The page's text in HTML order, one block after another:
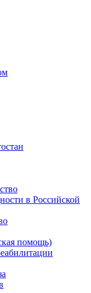
в Российской
помощь)